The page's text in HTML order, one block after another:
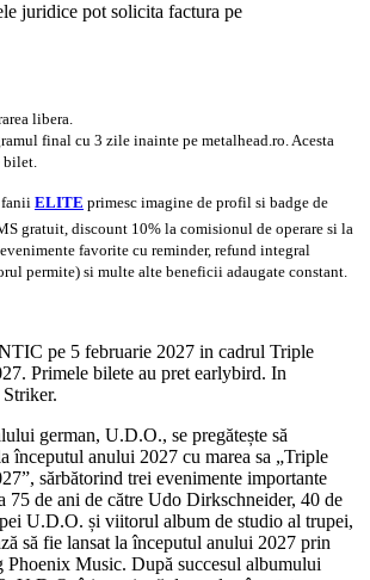
juridice pot solicita factura pe
libera.
final cu 3 zile inainte pe metalhead.ro. Acesta
bilet.
ELITE primesc imagine de profil si badge de
gratuit, discount 10% la comisionul de operare si la
favorite cu reminder, refund integral
permite) si multe alte beneficii adaugate constant.
pe 5 februarie 2027 in cadrul Triple
Primele bilete au pret earlybird. In
german, U.D.O., se pregătește să
începutul anului 2027 cu marea sa „Triple
sărbătorind trei evenimente importante
75 de ani de către Udo Dirkschneider, 40 de
U.D.O. și viitorul album de studio al trupei,
să fie lansat la începutul anului 2027 prin
Music. După succesul albumului